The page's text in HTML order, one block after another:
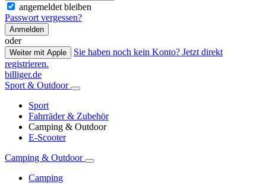
angemeldet bleiben
Passwort vergessen?
Anmelden
oder
Weiter mit Apple
Sie haben noch kein Konto? Jetzt direkt
registrieren.
billiger.de
Sport & Outdoor
Sport
Fahrräder & Zubehör
Camping & Outdoor
E-Scooter
Camping & Outdoor
Camping